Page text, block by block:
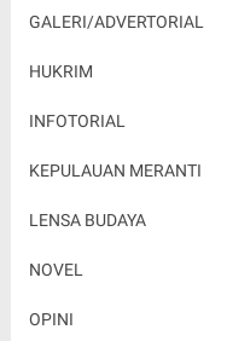
GALERI/ADVERTORIAL
HUKRIM
INFOTORIAL
KEPULAUAN MERANTI
LENSA BUDAYA
NOVEL
OPINI